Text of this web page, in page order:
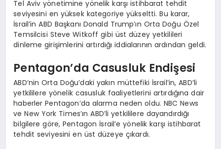
Tel Aviv yönetimine yönelik karşı istihbarat tehdit
seviyesini en yüksek kategoriye yükseltti. Bu karar,
İsrail’in ABD Başkanı Donald Trump’ın Orta Doğu Özel
Temsilcisi Steve Witkoff gibi üst düzey yetkilileri
dinleme girişimlerini artırdığı iddialarının ardından geldi.
Pentagon’da Casusluk Endişesi
ABD’nin Orta Doğu’daki yakın müttefiki İsrail’in, ABD’li
yetkililere yönelik casusluk faaliyetlerini artırdığına dair
haberler Pentagon’da alarma neden oldu. NBC News
ve New York Times’ın ABD’li yetkililere dayandırdığı
bilgilere göre, Pentagon İsrail’e yönelik karşı istihbarat
tehdit seviyesini en üst düzeye çıkardı.